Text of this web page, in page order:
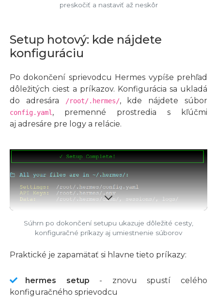
preskočiť a nastaviť až neskôr
Setup hotový: kde nájdete
konfiguráciu
Po dokončení sprievodcu Hermes vypíše prehľad
dôležitých ciest a príkazov. Konfigurácia sa ukladá
do adresára
/root/.hermes/, kde nájdete súbor
config.yaml , premenné prostredia s kľúčmi
aj adresáre pre logy a relácie.
Súhrn po dokončení setupu ukazuje dôležité cesty,
konfiguračné príkazy aj umiestnenie súborov
Praktické je zapamätať si hlavne tieto príkazy:
hermes setup - znovu spustí celého
konfiguračného sprievodcu